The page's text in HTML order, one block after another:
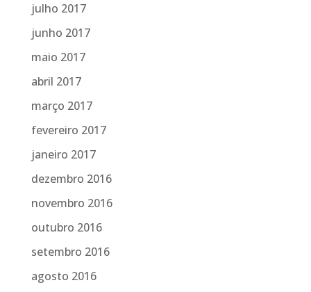
julho 2017
junho 2017
maio 2017
abril 2017
março 2017
fevereiro 2017
janeiro 2017
dezembro 2016
novembro 2016
outubro 2016
setembro 2016
agosto 2016